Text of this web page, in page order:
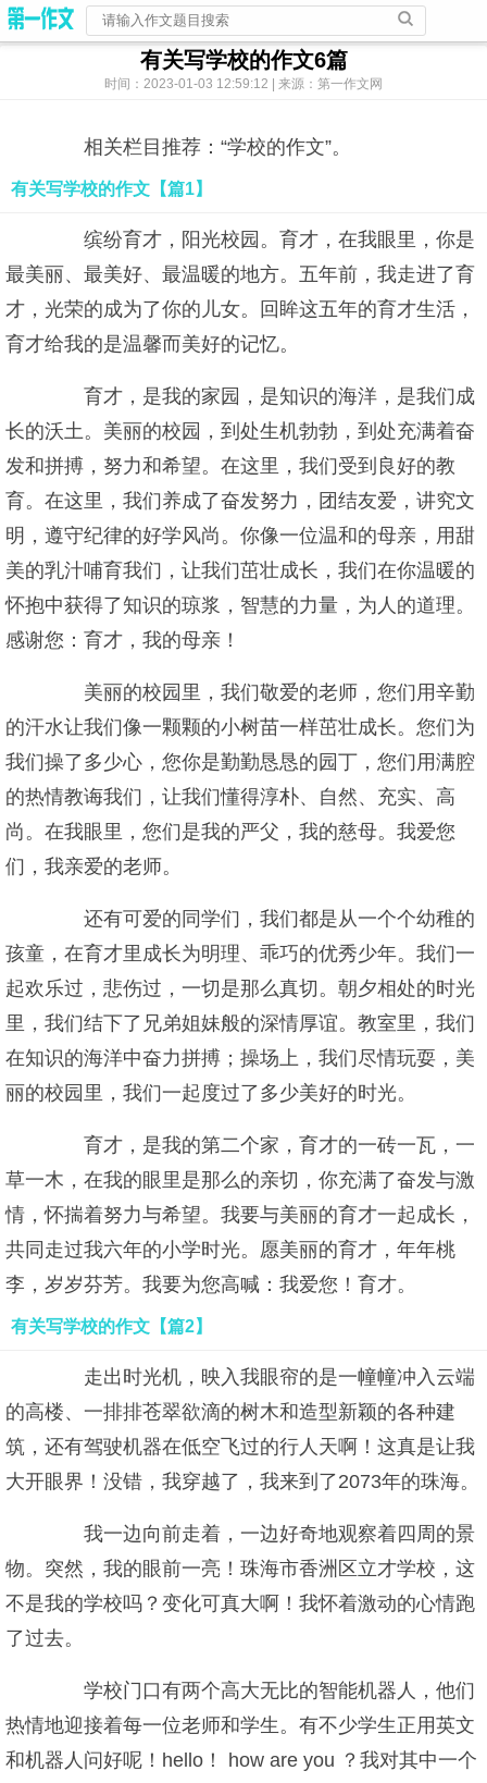
有关写学校的作文6篇
时间：2023-01-03 12:59:12 | 来源：第一作文网
相关栏目推荐：“学校的作文”。
有关写学校的作文【篇1】
缤纷育才，阳光校园。育才，在我眼里，你是
最美丽、最美好、最温暖的地方。五年前，我走进了育
才，光荣的成为了你的儿女。回眸这五年的育才生活，
育才给我的是温馨而美好的记忆。
育才，是我的家园，是知识的海洋，是我们成
长的沃土。美丽的校园，到处生机勃勃，到处充满着奋
发和拼搏，努力和希望。在这里，我们受到良好的教
育。在这里，我们养成了奋发努力，团结友爱，讲究文
明，遵守纪律的好学风尚。你像一位温和的母亲，用甜
美的乳汁哺育我们，让我们茁壮成长，我们在你温暖的
怀抱中获得了知识的琼浆，智慧的力量，为人的道理。
感谢您：育才，我的母亲！
美丽的校园里，我们敬爱的老师，您们用辛勤
的汗水让我们像一颗颗的小树苗一样茁壮成长。您们为
我们操了多少心，您你是勤勤恳恳的园丁，您们用满腔
的热情教诲我们，让我们懂得淳朴、自然、充实、高
尚。在我眼里，您们是我的严父，我的慈母。我爱您
们，我亲爱的老师。
还有可爱的同学们，我们都是从一个个幼稚的
孩童，在育才里成长为明理、乖巧的优秀少年。我们一
起欢乐过，悲伤过，一切是那么真切。朝夕相处的时光
里，我们结下了兄弟姐妹般的深情厚谊。教室里，我们
在知识的海洋中奋力拼搏；操场上，我们尽情玩耍，美
丽的校园里，我们一起度过了多少美好的时光。
育才，是我的第二个家，育才的一砖一瓦，一
草一木，在我的眼里是那么的亲切，你充满了奋发与激
情，怀揣着努力与希望。我要与美丽的育才一起成长，
共同走过我六年的小学时光。愿美丽的育才，年年桃
李，岁岁芬芳。我要为您高喊：我爱您！育才。
有关写学校的作文【篇2】
走出时光机，映入我眼帘的是一幢幢冲入云端
的高楼、一排排苍翠欲滴的树木和造型新颖的各种建
筑，还有驾驶机器在低空飞过的行人天啊！这真是让我
大开眼界！没错，我穿越了，我来到了2073年的珠海。
我一边向前走着，一边好奇地观察着四周的景
物。突然，我的眼前一亮！珠海市香洲区立才学校，这
不是我的学校吗？变化可真大啊！我怀着激动的心情跑
了过去。
学校门口有两个高大无比的智能机器人，他们
热情地迎接着每一位老师和学生。有不少学生正用英文
和机器人问好呢！hello！ how are you ？我对其中一个